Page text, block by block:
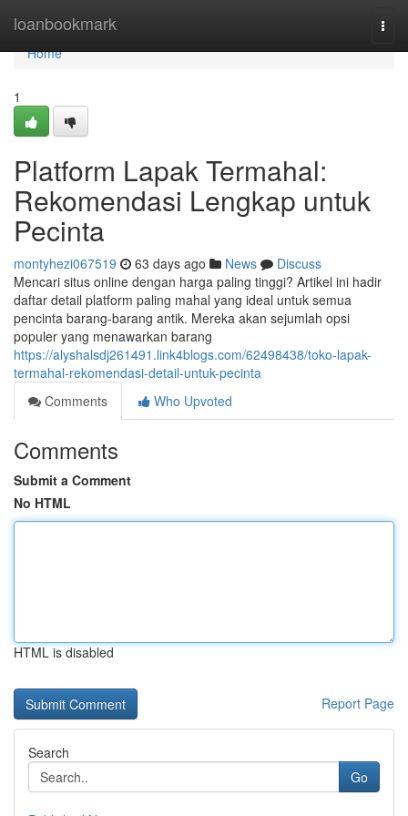
loanbookmark
Home
Home
1
Platform Lapak Termahal:
Rekomendasi Lengkap untuk
Pecinta
montyhezi067519 63 days ago News
Discuss
Mencari situs online dengan harga paling tinggi? Artikel ini hadir
daftar detail platform paling mahal yang ideal untuk semua
pencinta barang-barang antik. Mereka akan sejumlah opsi
populer yang menawarkan barang
https://alyshalsdj261491.link4blogs.com/62498438/toko-lapak-
termahal-rekomendasi-detail-untuk-pecinta
Comments
Who Upvoted
Comments
Submit a Comment
No HTML
HTML is disabled
Report Page
Search
Go